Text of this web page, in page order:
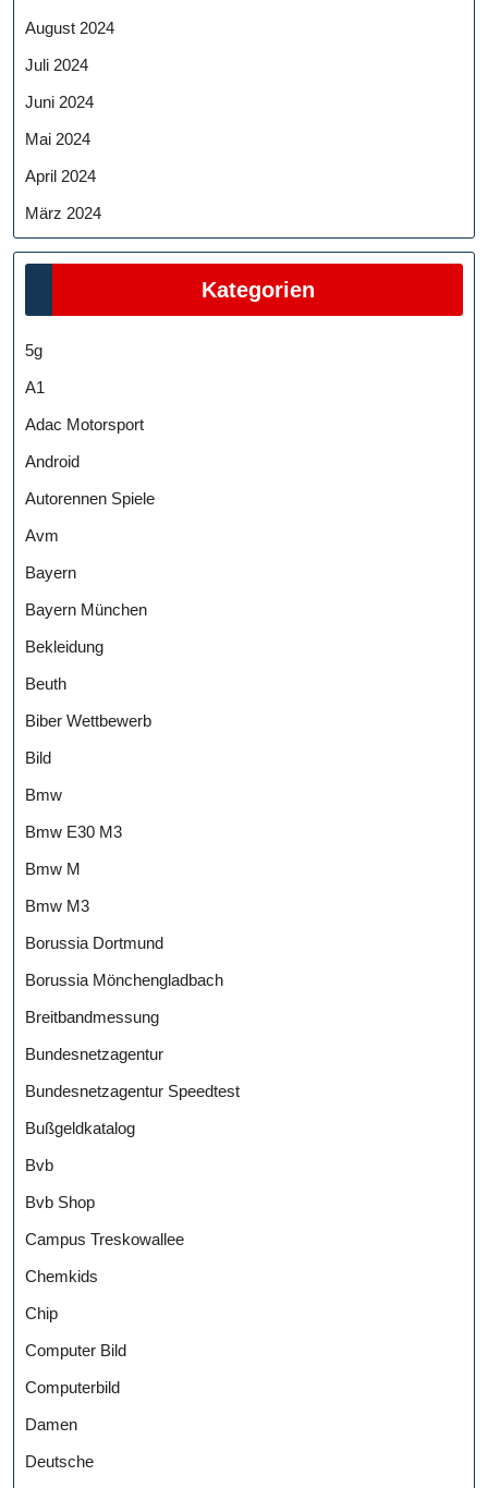
August 2024
Juli 2024
Juni 2024
Mai 2024
April 2024
März 2024
Kategorien
5g
A1
Adac Motorsport
Android
Autorennen Spiele
Avm
Bayern
Bayern München
Bekleidung
Beuth
Biber Wettbewerb
Bild
Bmw
Bmw E30 M3
Bmw M
Bmw M3
Borussia Dortmund
Borussia Mönchengladbach
Breitbandmessung
Bundesnetzagentur
Bundesnetzagentur Speedtest
Bußgeldkatalog
Bvb
Bvb Shop
Campus Treskowallee
Chemkids
Chip
Computer Bild
Computerbild
Damen
Deutsche